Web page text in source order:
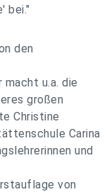
bei."
den
macht u.a. die
großen
Christine
Carina
und
von